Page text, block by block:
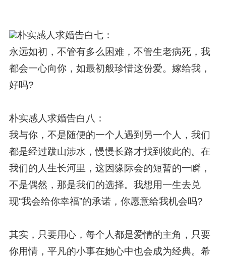
朴实感人求婚告白七：
永远如初，不管有多么困难，不管生老病死，我
都会一心向你，如最初般珍惜这份爱。嫁给我，
好吗?
朴实感人求婚告白八：
我与你，不是随便的一个人遇到另一个人，我们
都是经过跋山涉水，慢慢长路才找到彼此的。在
我们的人生长河里，这因缘际会的短暂的一瞬，
不是偶然，那是我们的选择。我想用一生去兑
现“我会给你幸福”的承诺，你愿意给我机会吗?
其实，只要用心，每个人都是爱情的主角，只要
你用情，平凡的小事在她心中也会成为经典。希